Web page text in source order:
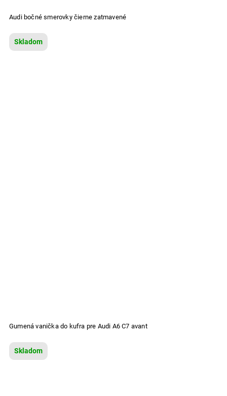
Audi bočné smerovky čierne zatmavené
Skladom
Gumená vanička do kufra pre Audi A6 C7 avant
Skladom